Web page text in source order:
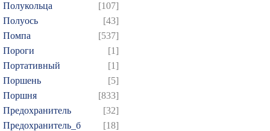
Полукольца
[107]
Полуось
[43]
Помпа
[537]
Пороги
[1]
Портативный
[1]
Поршень
[5]
Поршня
[833]
Предохранитель
[32]
Предохранитель_б
[18]